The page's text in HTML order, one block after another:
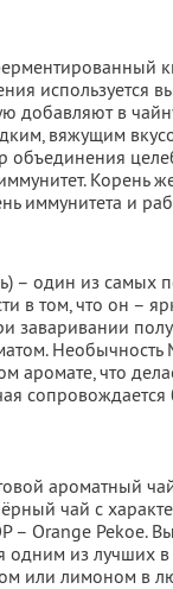
используется
добавляют в
вяжущим
объединения
Корень
иммунитета и
– один из самых
в том, что он –
Необычность
что
сопровождается
ароматный
чай с
– Orange Pekoe.
одним из лучших
или лимоном в